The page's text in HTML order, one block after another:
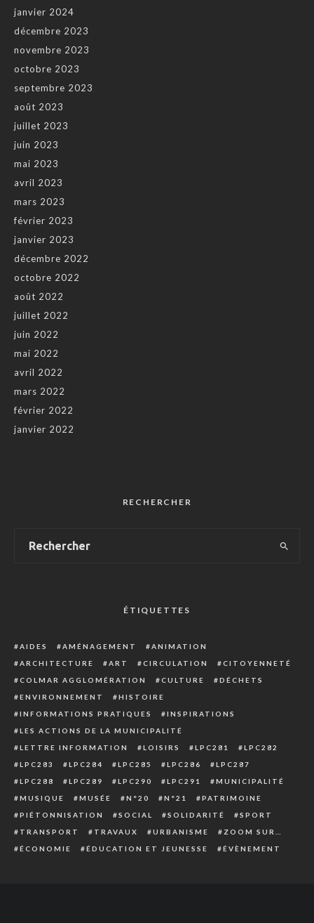
janvier 2024
décembre 2023
novembre 2023
octobre 2023
septembre 2023
août 2023
juillet 2023
juin 2023
mai 2023
avril 2023
mars 2023
février 2023
janvier 2023
décembre 2022
octobre 2022
août 2022
juillet 2022
juin 2022
mai 2022
avril 2022
mars 2022
février 2022
janvier 2022
RECHERCHER
ÉTIQUETTES
AIDES AMÉNAGEMENT
ANIMATION
ARCHITECTURE
ART CIRCULATION
CITOYENNETÉ
COLMAR AGGLOMÉRATION
CULTURE
DÉCHETS
ENVIRONNEMENT
HISTOIRE
INFORMATIONS PRATIQUES
INSPIRATIONS
LES ACTIONS DE LA MUNICIPALITÉ
LETTRE INFORMATION
LOISIRS LPC281
LPC282
LPC283
LPC284 LPC285 LPC286
LPC287
LPC288
LPC289 LPC290 LPC291
MUNICIPALITÉ
MUSIQUE
MUSÉE N°20 N°21
PATRIMOINE
PIÉTONNISATION
SOCIAL SOLIDARITÉ
SPORT
TRANSPORT
TRAVAUX URBANISME
ZOOM SUR…
ÉCONOMIE
ÉDUCATION ET JEUNESSE ÉVÈNEMENT